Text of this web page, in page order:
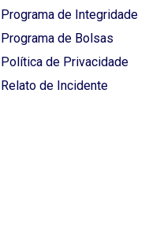
Programa de Integridade
Programa de Bolsas
Política de Privacidade
Relato de Incidente